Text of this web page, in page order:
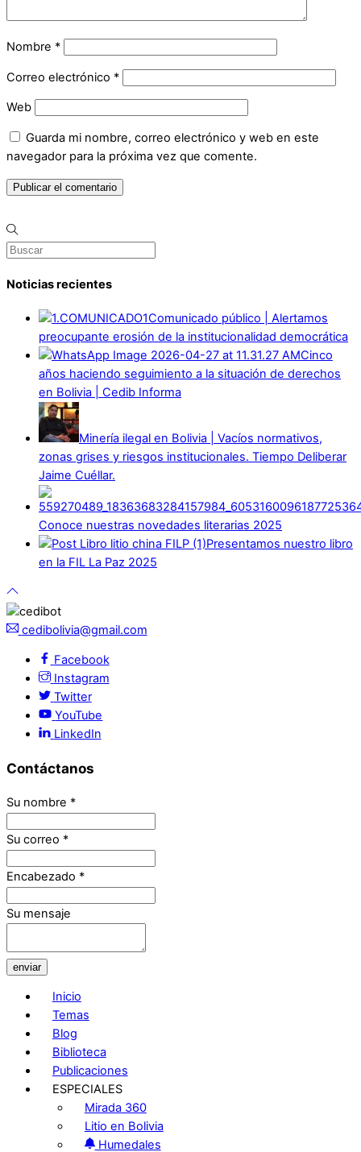
Nombre *
Correo electrónico *
Web
Guarda mi nombre, correo electrónico y web en este
navegador para la próxima vez que comente.
Noticias recientes
Comunicado público | Alertamos
preocupante erosión de la institucionalidad democrática
Cinco
años haciendo seguimiento a la situación de derechos
en Bolivia | Cedib Informa
Minería ilegal en Bolivia | Vacíos normativos,
zonas grises y riesgos institucionales. Tiempo Deliberar
Jaime Cuéllar.
Conoce nuestras novedades literarias 2025
Presentamos nuestro libro
en la FIL La Paz 2025
cedibolivia@gmail.com
Facebook
Instagram
Twitter
YouTube
LinkedIn
Contáctanos
Su nombre *
Su correo *
Encabezado *
Su mensaje
enviar
Inicio
Temas
Blog
Biblioteca
Publicaciones
ESPECIALES
Mirada 360
Litio en Bolivia
Humedales